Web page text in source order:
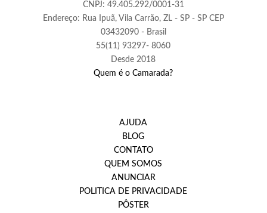
CNPJ: 49.405.292/0001-31
Endereço: Rua Ipuã, Vila Carrão, ZL - SP - SP CEP
03432090 - Brasil
55(11) 93297- 8060
Desde 2018
Quem é o Camarada?
AJUDA
BLOG
CONTATO
QUEM SOMOS
ANUNCIAR
POLITICA DE PRIVACIDADE
PÔSTER